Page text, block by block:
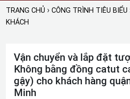
TRANG CHỦ › CÔNG TRÌNH TIÊU BIỂU
KHÁCH
Vận chuyển và lắp đặt
Không bằng đồng catut
gậy) cho khách hàng
Minh